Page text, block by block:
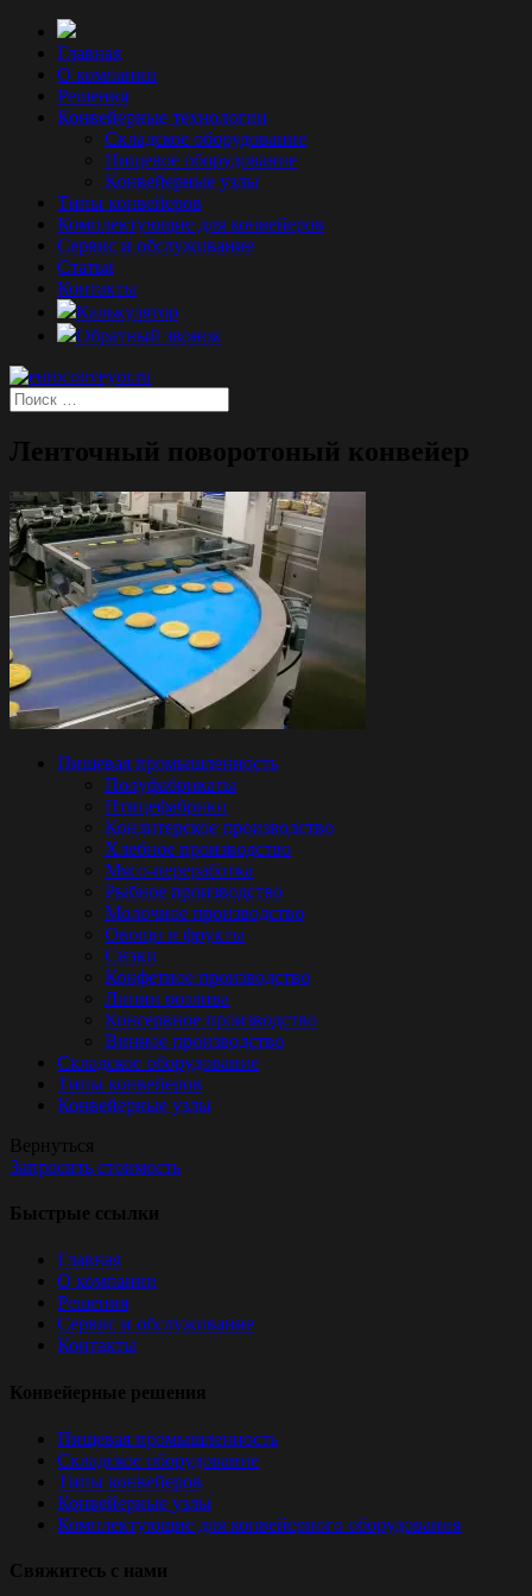
Главная
О компании
Решения
Конвейерные технологии
Складское оборудование
Пищевое оборудование
Конвейерные узлы
Типы конвейеров
Комплектующие для конвейеров
Сервис и обслуживание
Статьи
Контакты
Калькулятор
Обратный звонок
Ленточный поворотоный конвейер
Пищевая промышленность
Полуфабрикаты
Птицефабрики
Кондитерское производство
Хлебное производство
Мясо-переработка
Рыбное производство
Молочное производство
Овощи и фрукты
Снэки
Конфетное производство
Линии розлива
Консервное производство
Винное производство
Складское оборудование
Типы конвейеров
Конвейерные узлы
Вернуться
Запросить стоимость
Быстрые ссылки
Главная
О компании
Решения
Сервис и обслуживание
Контакты
Конвейерные решения
Пищевая промышленность
Складское оборудование
Типы конвейеров
Конвейерные узлы
Комплектующие для конвейерного оборудования
Свяжитесь с нами